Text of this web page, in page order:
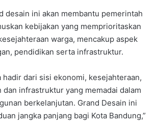
desain ini akan membantu pemerintah
kebijakan yang memprioritaskan
warga, mencakup aspek
pendidikan serta infrastruktur.
hadir dari sisi ekonomi, kesejahteraan,
dan infrastruktur yang memadai dalam
berkelanjutan. Grand Desain ini
jangka panjang bagi Kota Bandung,”